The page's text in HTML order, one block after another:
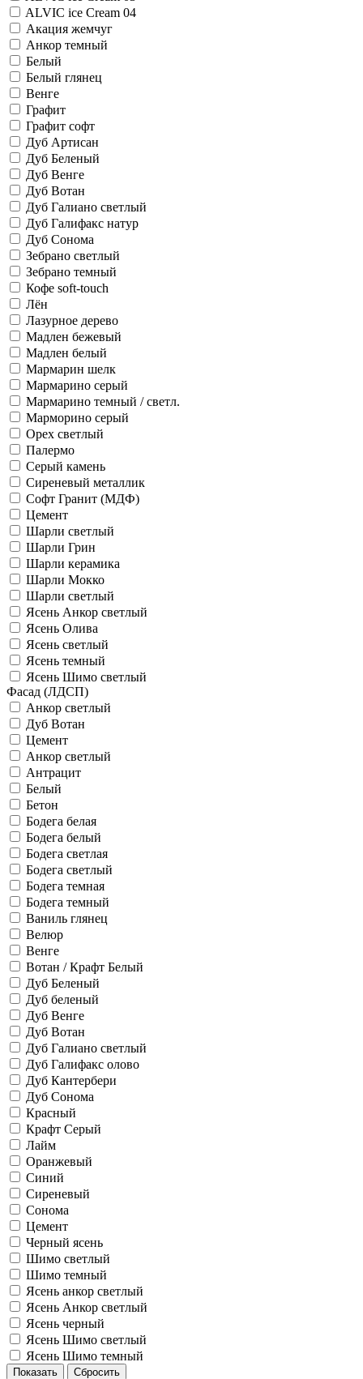
ALVIC iсе Cream 04
Акация жемчуг
Анкор темный
Белый
Белый глянец
Венге
Графит
Графит софт
Дуб Артисан
Дуб Беленый
Дуб Венге
Дуб Вотан
Дуб Галиано светлый
Дуб Галифакс натур
Дуб Сонома
Зебрано светлый
Зебрано темный
Кофе soft-touch
Лён
Лазурное дерево
Мадлен бежевый
Мадлен белый
Мармарин шелк
Мармарино серый
Мармарино темный / светл.
Марморино серый
Орех светлый
Палермо
Серый камень
Сиреневый металлик
Софт Гранит (МДФ)
Цемент
Шарли светлый
Шарли Грин
Шарли керамика
Шарли Мокко
Шарли светлый
Ясень Анкор светлый
Ясень Олива
Ясень светлый
Ясень темный
Ясень Шимо светлый
Фасад (ЛДСП)
Анкор светлый
Дуб Вотан
Цемент
Анкор светлый
Антрацит
Белый
Бетон
Бодега белая
Бодега белый
Бодега светлая
Бодега светлый
Бодега темная
Бодега темный
Ваниль глянец
Велюр
Венге
Вотан / Крафт Белый
Дуб Беленый
Дуб беленый
Дуб Венге
Дуб Вотан
Дуб Галиано светлый
Дуб Галифакс олово
Дуб Кантербери
Дуб Сонома
Красный
Крафт Серый
Лайм
Оранжевый
Синий
Сиреневый
Сонома
Цемент
Черный ясень
Шимо светлый
Шимо темный
Ясень анкор светлый
Ясень Анкор светлый
Ясень черный
Ясень Шимо светлый
Ясень Шимо темный